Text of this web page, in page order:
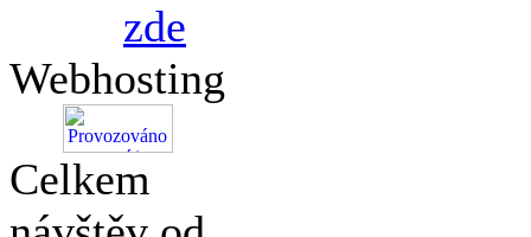
zde
Webhosting
Celkem